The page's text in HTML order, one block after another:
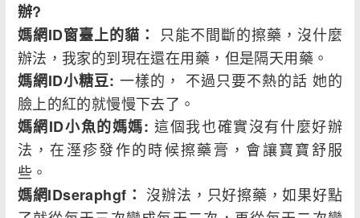
辦?
媽網ID窗臺上的貓：
只能不間斷的擦藥，沒什麼
辦法，我家的到現在還在用藥，但是隔天用藥。
媽網ID小糖豆: 一樣的， 不過只要不熱的話 她的
臉上的紅的就慢慢下去了。
媽網ID小魚的媽媽:這個我也確實沒有什麼好辦
法，在溼疹發作的時候擦藥膏，會讓寶寶舒服
些。
媽網IDseraphgf： 沒辦法，只好擦藥，如果好點